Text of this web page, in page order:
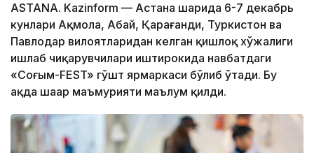
ASTANA. Kazinform — Астана шаҳрида 6-7 декабрь
кунлари Ақмола, Абай, Қарағанди, Туркистон ва
Павлодар вилоятларидан келган қишлоқ хўжалиги
ишлаб чиқарувчилари иштирокида навбатдаги
«Соғым-FEST» гўшт ярмаркаси бўлиб ўтади. Бу
ҳақда шаҳар маъмурияти маълум қилди.